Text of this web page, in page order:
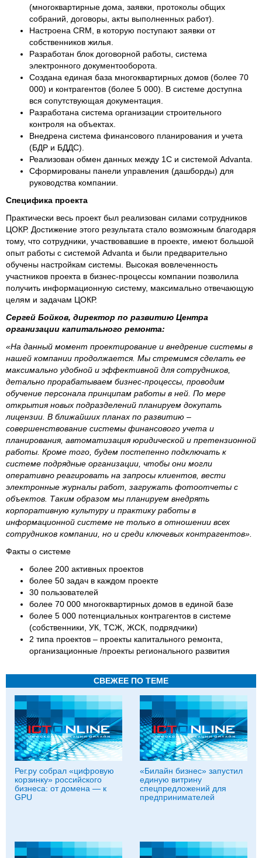
(многоквартирные дома, заявки, протоколы общих
собраний, договоры, акты выполненных работ).
Настроена CRM, в которую поступают заявки от
собственников жилья.
Разработан блок договорной работы, система
электронного документооборота.
Создана единая база многоквартирных домов (более 70
000) и контрагентов (более 5 000). В системе доступна
вся сопутствующая документация.
Разработана система организации строительного
контроля на объектах.
Внедрена система финансового планирования и учета
(БДР и БДДС).
Реализован обмен данных между 1С и системой Advanta.
Сформированы панели управления (дашборды) для
руководства компании.
Специфика проекта
Практически весь проект был реализован силами сотрудников
ЦОКР. Достижение этого результата стало возможным благодаря
тому, что сотрудники, участвовавшие в проекте, имеют большой
опыт работы с системой Advanta и были предварительно
обучены настройкам системы. Высокая вовлеченность
участников проекта в бизнес-процессы компании позволила
получить информационную систему, максимально отвечающую
целям и задачам ЦОКР.
Сергей Бойков, директор по развитию Центра
организации капитального ремонта:
«На данный момент проектирование и внедрение системы в
нашей компании продолжается. Мы стремимся сделать ее
максимально удобной и эффективной для сотрудников,
детально прорабатываем бизнес-процессы, проводим
обучение персонала принципам работы в ней. По мере
открытия новых подразделений планируем докупать
лицензии. В ближайших планах по развитию –
совершенствование системы финансового учета и
планирования, автоматизация юридической и претензионной
работы. Кроме того, будем постепенно подключать к
системе подрядные организации, чтобы они могли
оперативно реагировать на запросы клиентов, вести
электронные журналы работ, загружать фотоотчеты с
объектов. Таким образом мы планируем внедрять
корпоративную культуру и практику работы в
информационной системе не только в отношении всех
сотрудников компании, но и среди ключевых контрагентов».
Факты о системе
более 200 активных проектов
более 50 задач в каждом проекте
30 пользователей
более 70 000 многоквартирных домов в единой базе
более 5 000 потенциальных контрагентов в системе
(собственники, УК, ТСЖ, ЖСК, подрядчики)
2 типа проектов – проекты капитального ремонта,
организационные /проекты регионального развития
СВЕЖЕЕ ПО ТЕМЕ
Рег.ру собрал «цифровую
корзинку» российского
бизнеса: от домена — к
GPU
«Билайн бизнес» запустил
единую витрину
спецпредложений для
предпринимателей